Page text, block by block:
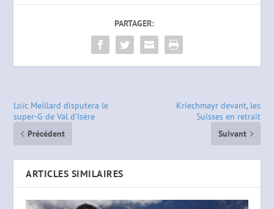
PARTAGER:
Loïc Meillard disputera le
super-G de Val d’Isère
Précédent
Kriechmayr devant, les
Suisses en retrait
Suivant
ARTICLES SIMILAIRES